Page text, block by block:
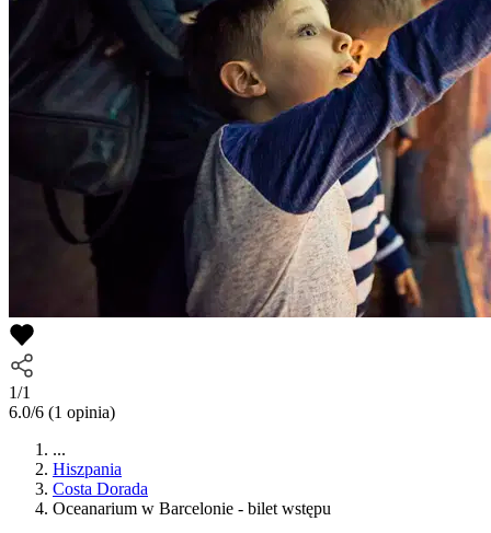
1/1
6.0/6 (1 opinia)
...
Hiszpania
Costa Dorada
Oceanarium w Barcelonie - bilet wstępu